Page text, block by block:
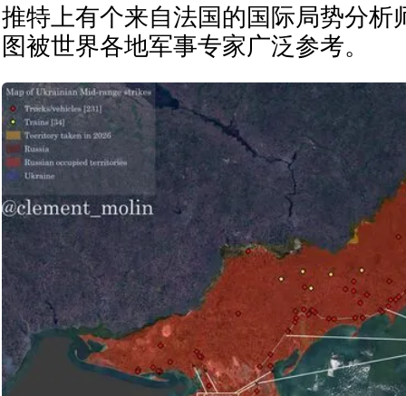
推特上有个来自法国的国际局势分析
图被世界各地军事专家广泛参考。